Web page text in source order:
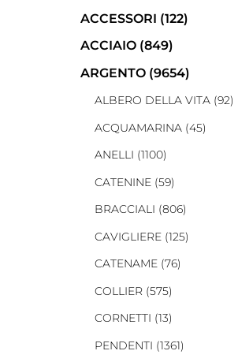
ACCESSORI (122)
ACCIAIO (849)
ARGENTO (9654)
ALBERO DELLA VITA (92)
ACQUAMARINA (45)
ANELLI (1100)
CATENINE (59)
BRACCIALI (806)
CAVIGLIERE (125)
CATENAME (76)
COLLIER (575)
CORNETTI (13)
PENDENTI (1361)